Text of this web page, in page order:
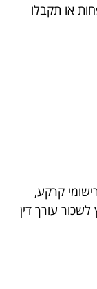
או תקבלו
קרקע,
עורך דין